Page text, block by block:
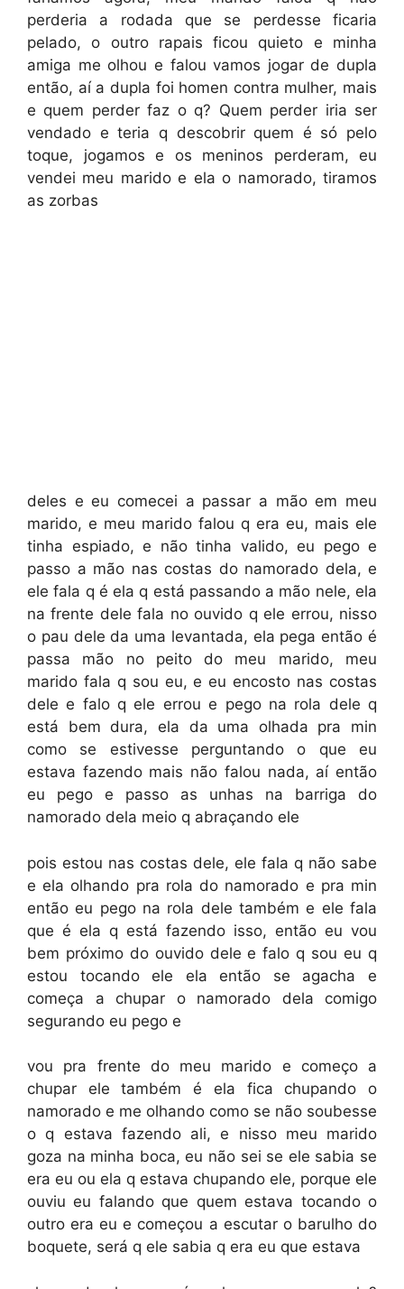
perderia a rodada que se perdesse ficaria
pelado, o outro rapais ficou quieto e minha
amiga me olhou e falou vamos jogar de dupla
então, aí a dupla foi homen contra mulher, mais
e quem perder faz o q? Quem perder iria ser
vendado e teria q descobrir quem é só pelo
toque, jogamos e os meninos perderam, eu
vendei meu marido e ela o namorado, tiramos
as zorbas
deles e eu comecei a passar a mão em meu
marido, e meu marido falou q era eu, mais ele
tinha espiado, e não tinha valido, eu pego e
passo a mão nas costas do namorado dela, e
ele fala q é ela q está passando a mão nele, ela
na frente dele fala no ouvido q ele errou, nisso
o pau dele da uma levantada, ela pega então é
passa mão no peito do meu marido, meu
marido fala q sou eu, e eu encosto nas costas
dele e falo q ele errou e pego na rola dele q
está bem dura, ela da uma olhada pra min
como se estivesse perguntando o que eu
estava fazendo mais não falou nada, aí então
eu pego e passo as unhas na barriga do
namorado dela meio q abraçando ele
pois estou nas costas dele, ele fala q não sabe
e ela olhando pra rola do namorado e pra min
então eu pego na rola dele também e ele fala
que é ela q está fazendo isso, então eu vou
bem próximo do ouvido dele e falo q sou eu q
estou tocando ele ela então se agacha e
começa a chupar o namorado dela comigo
segurando eu pego e
vou pra frente do meu marido e começo a
chupar ele também é ela fica chupando o
namorado e me olhando como se não soubesse
o q estava fazendo ali, e nisso meu marido
goza na minha boca, eu não sei se ele sabia se
era eu ou ela q estava chupando ele, porque ele
ouviu eu falando que quem estava tocando o
outro era eu e começou a escutar o barulho do
boquete, será q ele sabia q era eu que estava